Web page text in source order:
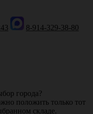
8-914-329-38-80
города?
положить только тот
складе.